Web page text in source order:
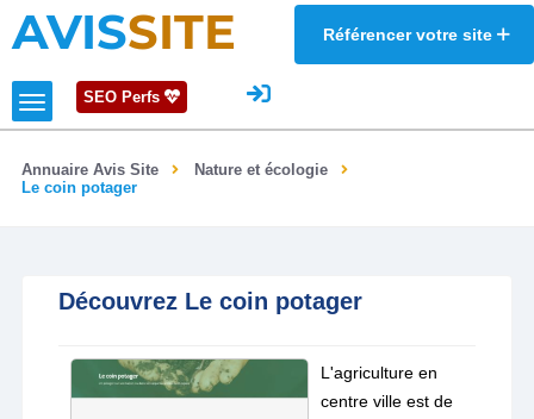
AVISSITE Référencer votre site
SEO Perfs
Annuaire Avis Site
Nature et écologie
Le coin potager
Découvrez Le coin potager
L'agriculture en
centre ville est de